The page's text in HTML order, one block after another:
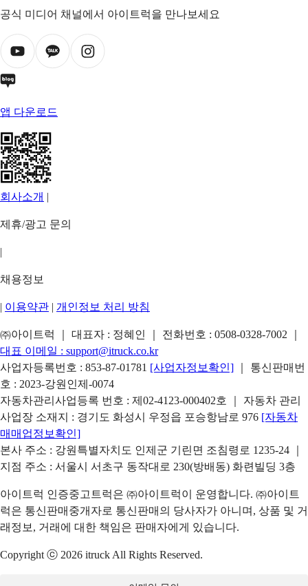
공식 미디어 채널에서 아이트럭을 만나보세요
앱 다운로드
회사소개 |
제휴/광고 문의
|
채용정보
| 이용약관 | 개인정보 처리 방침
㈜아이트럭 ｜ 대표자 : 정혜인 ｜ 전화번호 : 0508-0328-7002
대표 이메일 : support@itruck.co.kr
사업자등록번호 : 853-87-01781 [사업자정보확인]
｜ 통신판매번
호 : 2023-강원인제-0074
자동차관리사업등록 번호 : 제02-4123-000402호 ｜ 자동차 관리
사업장 소재지 : 경기도 화성시 우정읍 포승항남로 976 [자동차
매매업정보확인]
본사 주소 : 강원특별자치도 인제군 기린면 조침령로 1235-24 ｜
지점 주소 : 서울시 서초구 동작대로 230(방배동) 화련빌딩 3층
아이트럭 인증중고트럭은 ㈜아이트럭이 운영합니다. ㈜아이트
럭은 통신판매중개자로 통신판매의 당사자가 아니며, 상품 및 거
래정보, 거래에 대한 책임은 판매자에게 있습니다.
Copyright ⓒ 2026 itruck All Rights Reserved.